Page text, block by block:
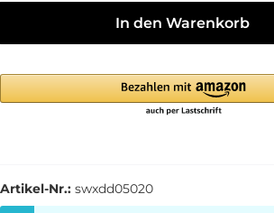
In den Warenkorb
Artikel-Nr.: swxdd05020